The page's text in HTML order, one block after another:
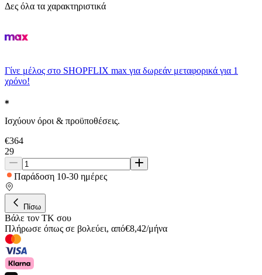
Δες όλα τα χαρακτηριστικά
Γίνε μέλος στο SHOPFLIX max για δωρεάν μεταφορικά για 1
χρόνο!
Ισχύουν όροι & προϋποθέσεις.
€364
29
Παράδοση 10-30 ημέρες
Πίσω
Βάλε τον ΤΚ σου
Πλήρωσε όπως σε βολεύει, από€8,42/μήνα